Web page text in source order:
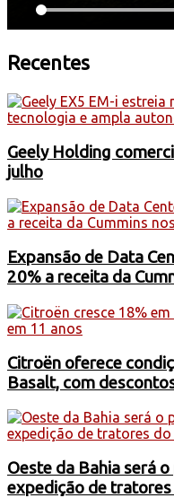
Recentes
Geely Holding
julho
Expansão de Data
20% a receita da
Citroën oferece
Basalt, com
Oeste da Bahia será
expedição de